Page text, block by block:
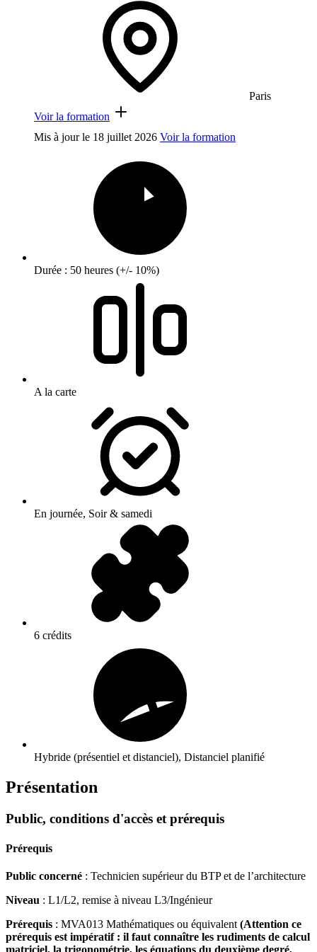
Paris
Voir la formation
Mis à jour le 18 juillet 2026 Voir la formation
Durée : 50 heures (+/- 10%)
A la carte
En journée, Soir & samedi
6 crédits
Hybride (présentiel et distanciel), Distanciel planifié
Présentation
Public, conditions d'accès et prérequis
Prérequis
Public concerné : Technicien supérieur du BTP et de l’architecture
Niveau : L1/L2, remise à niveau L3/Ingénieur
Prérequis : MVA013 Mathématiques ou équivalent (Attention ce
prérequis est impératif : il faut connaître les rudiments de calcul
matriciel, la trigonométrie, les équations du deuxième degré,